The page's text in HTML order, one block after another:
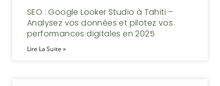
SEO : Google Looker Studio à Tahiti –
Analysez vos données et pilotez vos
performances digitales en 2025
Lire La Suite »